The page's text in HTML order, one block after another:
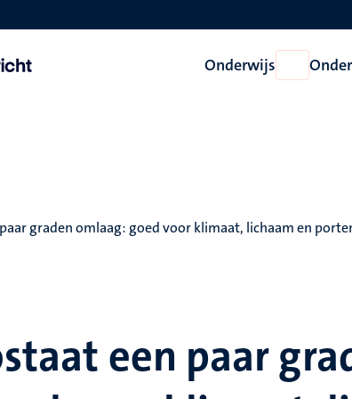
Onderwijs
Open
Onderwijs
graden omlaag: goed voor klimaat, lichaam en
een paar